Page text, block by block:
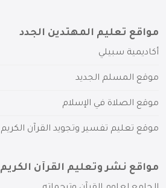
مواقع تعليم المهتدين الجدد
أكاديمية سبيلي
موقع المسلم الجديد
موقع الصلاة في الإسلام
موقع تعليم تفسير وتجويد القرآن الكريم
مواقع نشر وتعليم القرآن الكريم